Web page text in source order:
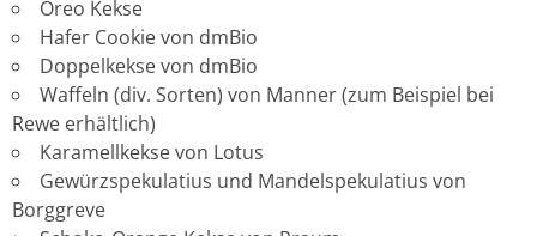
Oreo Kekse
Hafer Cookie von dmBio
Doppelkekse von dmBio
Waffeln (div. Sorten) von Manner (zum Beispiel bei
Rewe erhältlich)
Karamellkekse von Lotus
Gewürzspekulatius und Mandelspekulatius von
Borggreve